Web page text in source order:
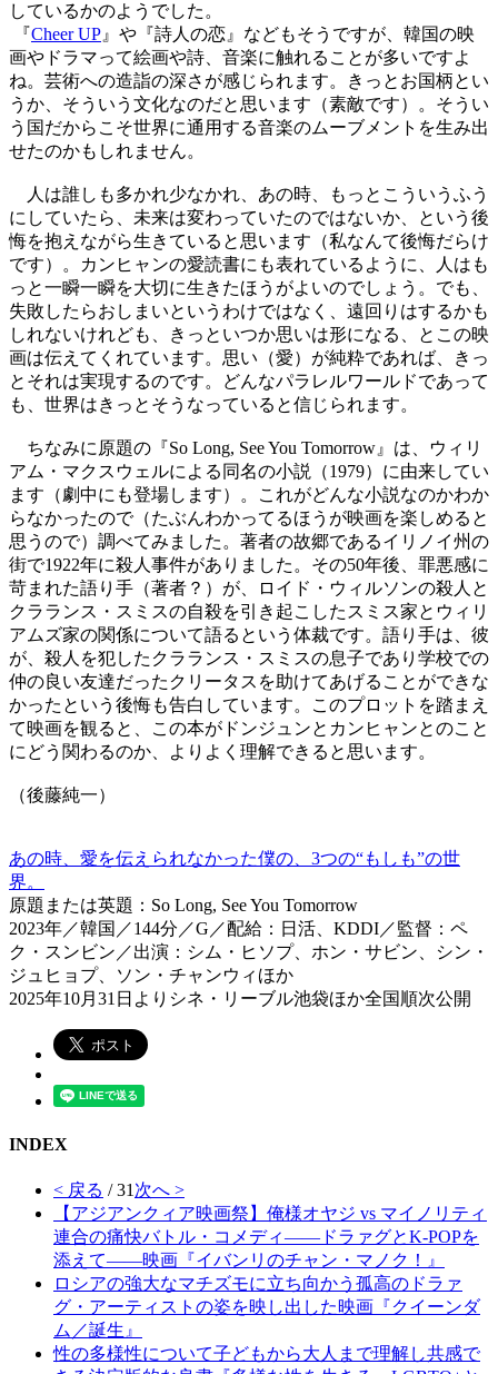
しているかのようでした。
『Cheer UP 』や『詩人の恋』などもそうですが、韓国の映
画やドラマって絵画や詩、音楽に触れることが多いですよ
ね。芸術への造詣の深さが感じられます。きっとお国柄とい
うか、そういう文化なのだと思います（素敵です）。そうい
う国だからこそ世界に通用する音楽のムーブメントを生み出
せたのかもしれません。
人は誰しも多かれ少なかれ、あの時、もっとこういうふう
にしていたら、未来は変わっていたのではないか、という後
悔を抱えながら生きていると思います（私なんて後悔だらけ
です）。カンヒャンの愛読書にも表れているように、人はも
っと一瞬一瞬を大切に生きたほうがよいのでしょう。でも、
失敗したらおしまいというわけではなく、遠回りはするかも
しれないけれども、きっといつか思いは形になる、とこの映
画は伝えてくれています。思い（愛）が純粋であれば、きっ
とそれは実現するのです。どんなパラレルワールドであって
も、世界はきっとそうなっていると信じられます。
ちなみに原題の『So Long, See You Tomorrow』は、ウィリ
アム・マクスウェルによる同名の小説（1979）に由来してい
ます（劇中にも登場します）。これがどんな小説なのかわか
らなかったので（たぶんわかってるほうが映画を楽しめると
思うので）調べてみました。著者の故郷であるイリノイ州の
街で1922年に殺人事件がありました。その50年後、罪悪感に
苛まれた語り手（著者？）が、ロイド・ウィルソンの殺人と
クラランス・スミスの自殺を引き起こしたスミス家とウィリ
アムズ家の関係について語るという体裁です。語り手は、彼
が、殺人を犯したクラランス・スミスの息子であり学校での
仲の良い友達だったクリータスを助けてあげることができな
かったという後悔も告白しています。このプロットを踏まえ
て映画を観ると、この本がドンジュンとカンヒャンとのこと
にどう関わるのか、よりよく理解できると思います。
（後藤純一）
あの時、愛を伝えられなかった僕の、3つの“もしも”の世
界。
原題または英題：So Long, See You Tomorrow
2023年／韓国／144分／G／配給：日活、KDDI／監督：ペ
ク・スンビン／出演：シム・ヒソプ、ホン・サビン、シン・
ジュヒョプ、ソン・チャンウィほか
2025年10月31日よりシネ・リーブル池袋ほか全国順次公開
INDEX
< 戻る / 31 次へ >
【アジアンクィア映画祭】俺様オヤジ vs マイノリティ
連合の痛快バトル・コメディ――ドラァグとK-POPを
添えて――映画『イバンリのチャン・マノク！』
ロシアの強大なマチズモに立ち向かう孤高のドラァ
グ・アーティストの姿を映し出した映画『クイーンダ
ム／誕生』
性の多様性について子どもから大人まで理解し共感で